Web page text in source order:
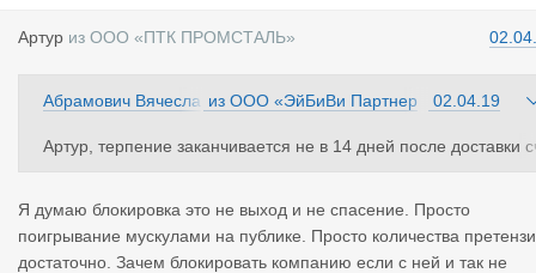
Артур из ООО «ПТК ПРОМСТАЛЬ»
Абрамович Вячесла из ООО «ЭйБиВи Партнер
02.04.19
Артур, терпение заканчивается не в 14 дней после доставки
роблемой. По крайней мере, более крупные чем мой груз
ы ввели блокировку неплательщиков. Заплатил- разблокирова
Я думаю блокировка это не выход и не спасение. Просто
поигрывание мускулами на публике. Просто количества
достаточно. Зачем блокировать компанию если с ней и так не